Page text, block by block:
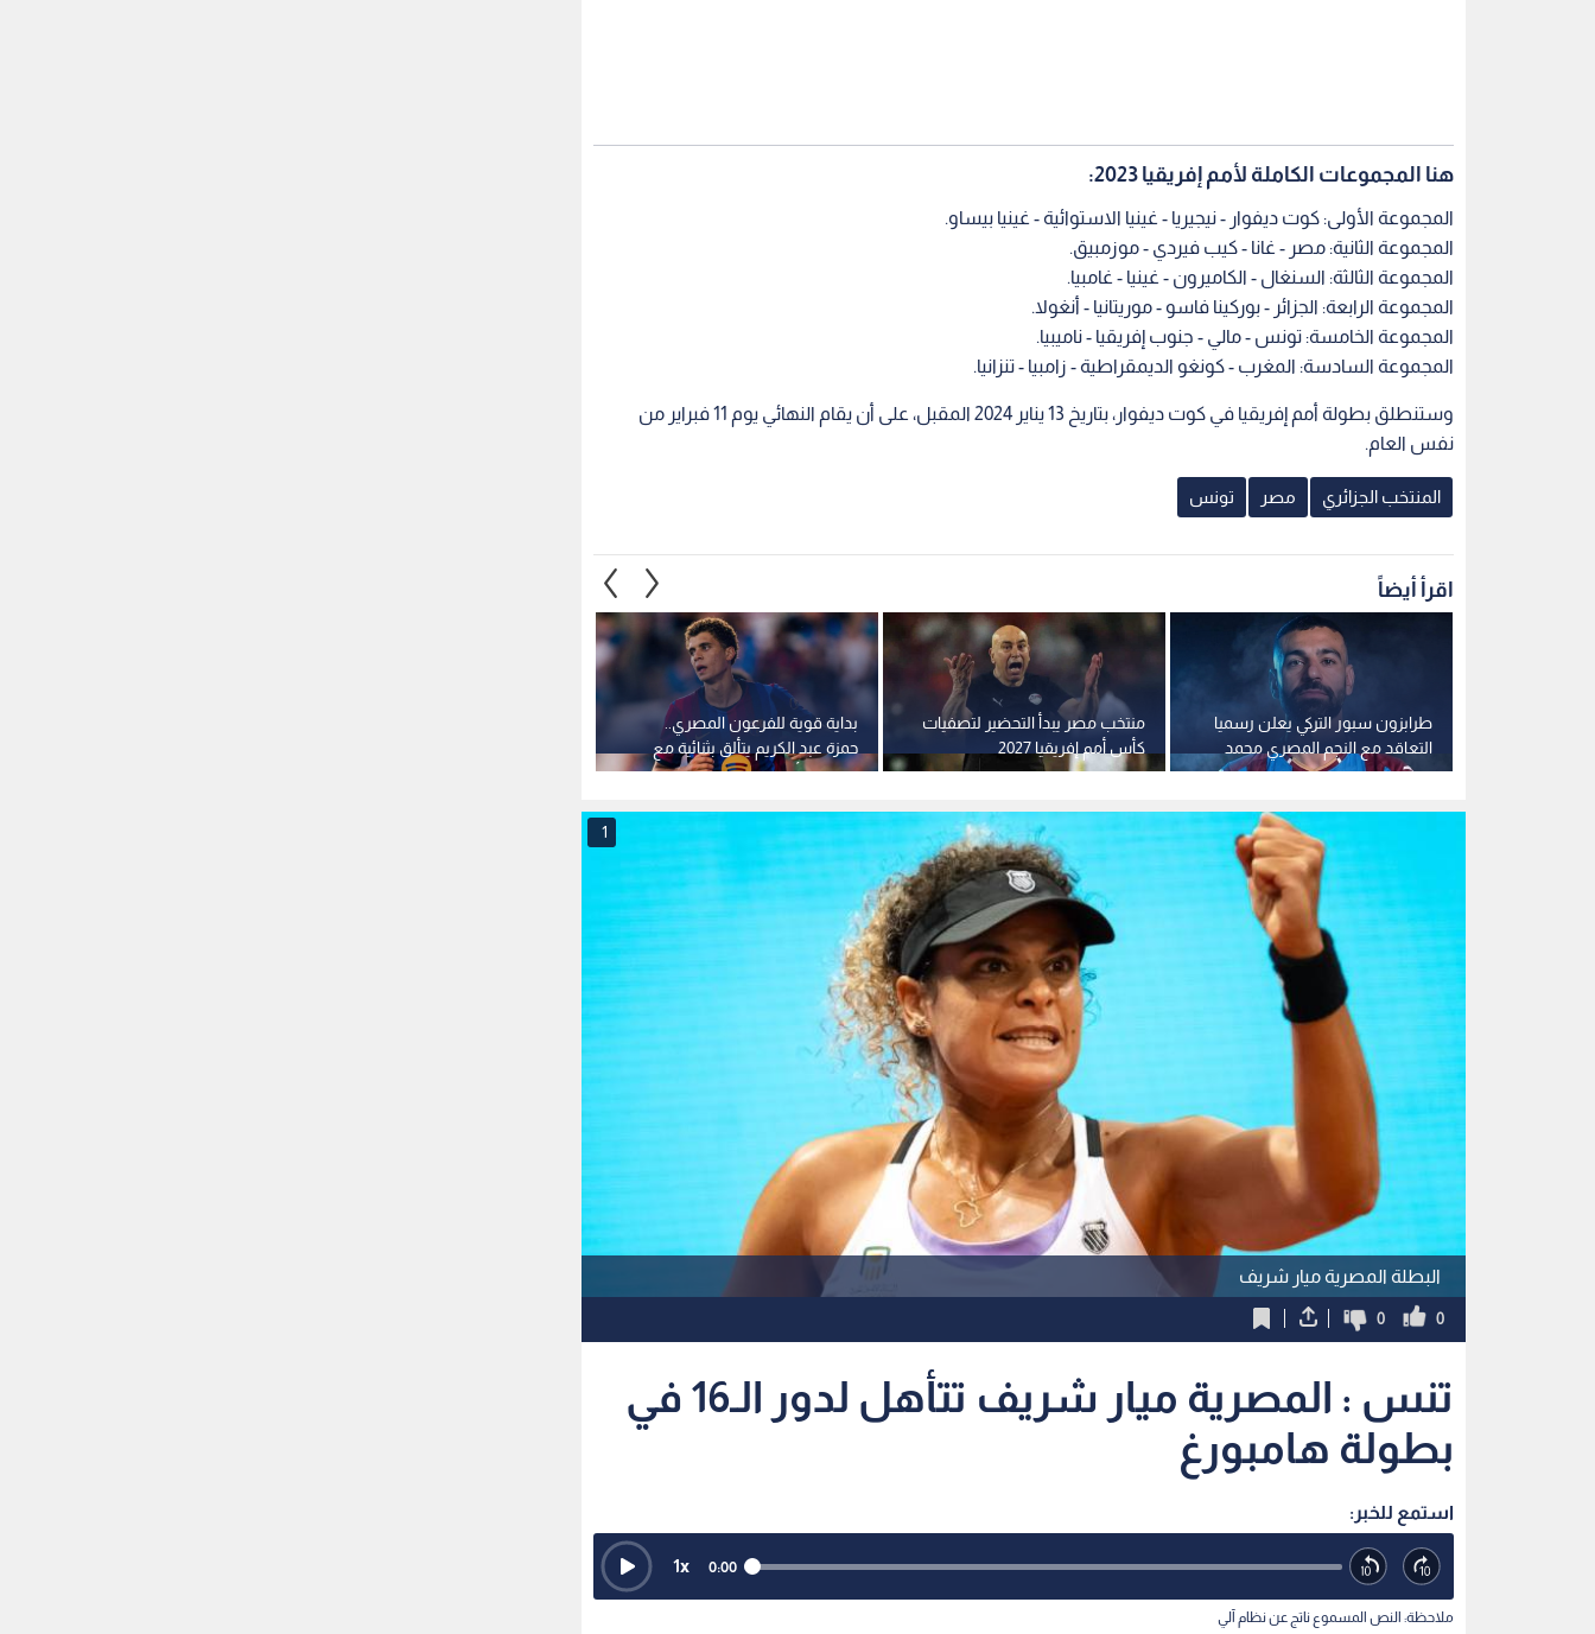
هنا المجموعات الكاملة لأمم إفريقيا 2023:
المجموعة الأولى: كوت ديفوار - نيجيريا - غينيا الاستوائية - غينيا بيساو.
المجموعة الثانية: مصر - غانا - كيب فيردي - موزمبيق.
المجموعة الثالثة: السنغال - الكاميرون - غينيا - غامبيا.
المجموعة الرابعة: الجزائر - بوركينا فاسو - موريتانيا - أنغولا.
المجموعة الخامسة: تونس - مالي - جنوب إفريقيا - ناميبيا.
المجموعة السادسة: المغرب - كونغو الديمقراطية - زامبيا - تنزانيا.
وستنطلق بطولة أمم إفريقيا في كوت ديفوار، بتاريخ 13 يناير 2024 المقبل، على أن يقام النهائي يوم 11 فبراير من
نفس العام.
المنتخب الجزائري مصر تونس
اقرأ أيضاً
بداية قوية للفرعون المصري..
حمزة عبد الكريم يتألق بثنائية مع
برشلونة أمام برمنغهام سيتي
منتخب مصر يبدأ التحضير لتصفيات
كأس أمم إفريقيا 2027
طرابزون سبور التركي يعلن رسميا
التعاقد مع النجم المصري محمد
صلاح
البطلة المصرية ميار شريف
1
0
0
تنس : المصرية ميار شريف تتأهل لدور الـ16 في
بطولة هامبورغ
استمع للخبر:
0:00
1x
ملاحظة: النص المسموع ناتج عن نظام آلي